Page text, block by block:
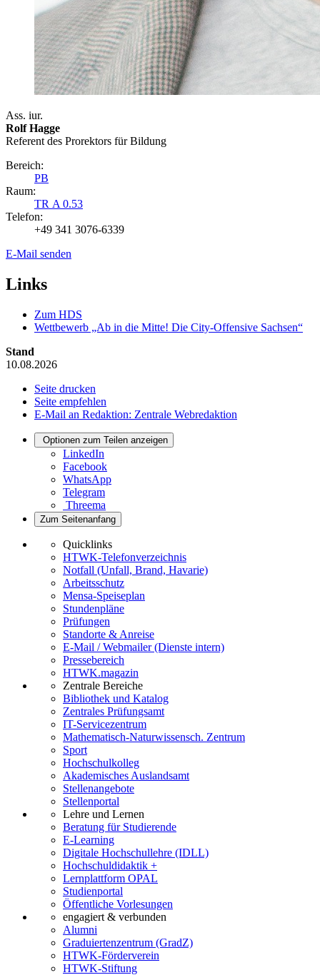
Ass. iur.
Rolf Hagge
Referent des Prorektors für Bildung
Bereich:
PB
Raum:
TR A 0.53
Telefon:
+49 341 3076-6339
E-Mail senden
Links
Zum HDS
Wettbewerb „Ab in die Mitte! Die City-Offensive Sachsen“
Stand
10.08.2026
Seite drucken
Seite empfehlen
E-Mail an Redaktion: Zentrale Webredaktion
Optionen zum Teilen anzeigen
LinkedIn
Facebook
WhatsApp
Telegram
Threema
Zum Seitenanfang
Quicklinks
HTWK-Telefonverzeichnis
Notfall (Unfall, Brand, Havarie)
Arbeitsschutz
Mensa-Speiseplan
Stundenpläne
Prüfungen
Standorte & Anreise
E-Mail / Webmailer (Dienste intern)
Pressebereich
HTWK.magazin
Zentrale Bereiche
Bibliothek und Katalog
Zentrales Prüfungsamt
IT-Servicezentrum
Mathematisch-Naturwissensch. Zentrum
Sport
Hochschulkolleg
Akademisches Auslandsamt
Stellenangebote
Stellenportal
Lehre und Lernen
Beratung für Studierende
E-Learning
Digitale Hochschullehre (IDLL)
Hochschuldidaktik +
Lernplattform OPAL
Studienportal
Öffentliche Vorlesungen
engagiert & verbunden
Alumni
Graduiertenzentrum (GradZ)
HTWK-Förderverein
HTWK-Stiftung